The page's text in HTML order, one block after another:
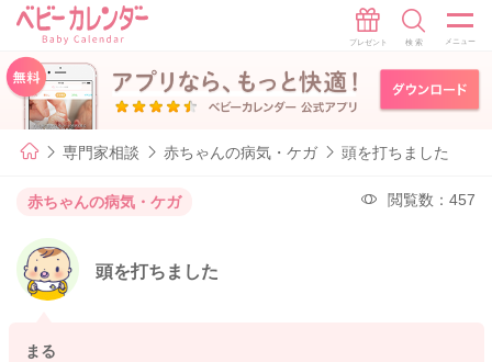
専門家相談 赤ちゃんの病気・ケガ 頭を打ちました
赤ちゃんの病気・ケガ 閲覧数：457
頭を打ちました
まる